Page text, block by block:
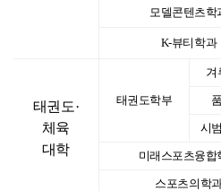
모델콘텐츠학
K-뷰티학과
태권도·
체육
대학
태권도학부
겨
시
미래스포츠융합
스포츠의학